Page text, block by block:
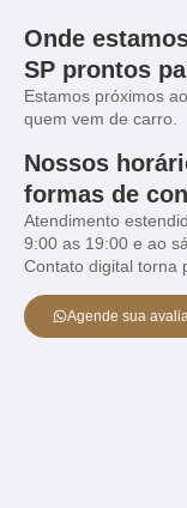
Onde
SP prontos
Estamos próximos
quem vem de carro.
Nossos
formas de
Atendimento
9:00 as 19:00 e ao
Contato digital torna
Agende sua